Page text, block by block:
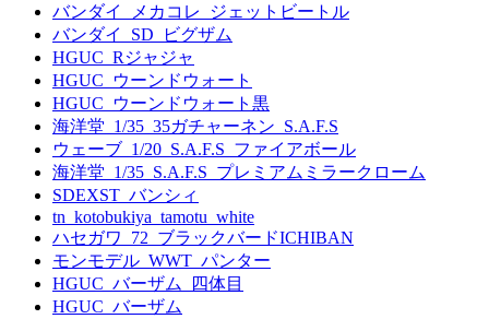
バンダイ_メカコレ_ジェットビートル
バンダイ_SD_ビグザム
HGUC_Rジャジャ
HGUC_ウーンドウォート
HGUC_ウーンドウォート黒
海洋堂_1/35_35ガチャーネン_S.A.F.S
ウェーブ_1/20_S.A.F.S_ファイアボール
海洋堂_1/35_S.A.F.S_プレミアムミラークローム
SDEXST_バンシィ
tn_kotobukiya_tamotu_white
ハセガワ_72_ブラックバードICHIBAN
モンモデル_WWT_パンター
HGUC_バーザム_四体目
HGUC_バーザム